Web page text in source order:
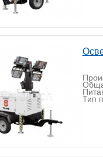
Тип